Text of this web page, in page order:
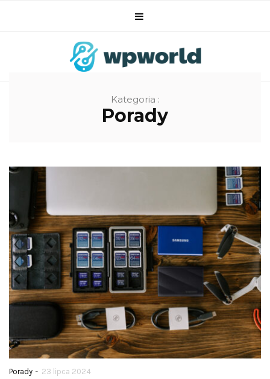
Kategoria :
Porady
Porady - 23 lipca 2024